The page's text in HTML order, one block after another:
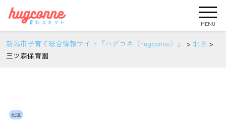
MENU
新潟市子育て総合情報サイト『ハグコネ（hugconne）』 > 北区 >
三ツ森保育園
北区